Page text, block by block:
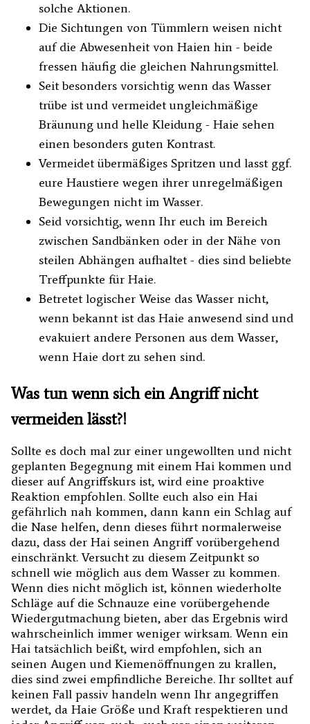
solche Aktionen.
Die Sichtungen von Tümmlern weisen nicht
auf die Abwesenheit von Haien hin - beide
fressen häufig die gleichen Nahrungsmittel.
Seit besonders vorsichtig wenn das Wasser
trübe ist und vermeidet ungleichmäßige
Bräunung und helle Kleidung - Haie sehen
einen besonders guten Kontrast.
Vermeidet übermäßiges Spritzen und lasst ggf.
eure Haustiere wegen ihrer unregelmäßigen
Bewegungen nicht im Wasser.
Seid vorsichtig, wenn Ihr euch im Bereich
zwischen Sandbänken oder in der Nähe von
steilen Abhängen aufhaltet - dies sind beliebte
Treffpunkte für Haie.
Betretet logischer Weise das Wasser nicht,
wenn bekannt ist das Haie anwesend sind und
evakuiert andere Personen aus dem Wasser,
wenn Haie dort zu sehen sind.
Was tun wenn sich ein Angriff nicht
vermeiden lässt?!
Sollte es doch mal zur einer ungewollten und nicht
geplanten Begegnung mit einem Hai kommen und
dieser auf Angriffskurs ist, wird eine proaktive
Reaktion empfohlen. Sollte euch also ein Hai
gefährlich nah kommen, dann kann ein Schlag auf
die Nase helfen, denn dieses führt normalerweise
dazu, dass der Hai seinen Angriff vorübergehend
einschränkt. Versucht zu diesem Zeitpunkt so
schnell wie möglich aus dem Wasser zu kommen.
Wenn dies nicht möglich ist, können wiederholte
Schläge auf die Schnauze eine vorübergehende
Wiedergutmachung bieten, aber das Ergebnis wird
wahrscheinlich immer weniger wirksam. Wenn ein
Hai tatsächlich beißt, wird empfohlen, sich an
seinen Augen und Kiemenöffnungen zu krallen,
dies sind zwei empfindliche Bereiche. Ihr solltet auf
keinen Fall passiv handeln wenn Ihr angegriffen
werdet, da Haie Größe und Kraft respektieren und